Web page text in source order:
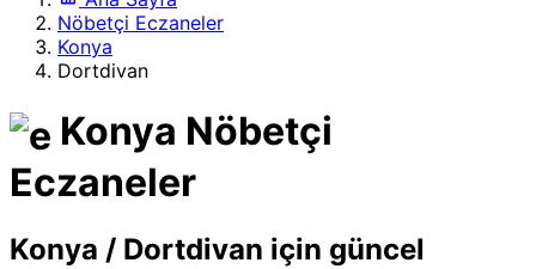
1:51
Cloudflare’in yalnızca otonom sistemler için geliştirdiği
web motoru: ‘Kitesurf’
Sentetik Biyolojide Yapay Zeka: Genom Dil Modelleriyle
Virüs Mühendisliği
17:15
Suno, işitsel filigran sistemini devreye sokuyor
4:46
OpenAI, ChatGPT’nin ücretsiz hesaplarındaki mesaj
Nöbetçi Eczaneler
Konya
Dortdivan
Konya Nöbetçi
Eczaneler
Konya / Dortdivan için güncel